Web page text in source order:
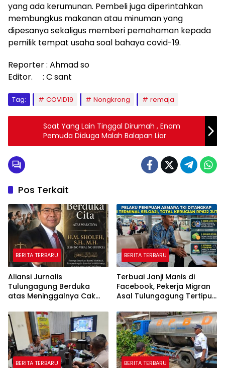
yang ada kerumunan. Pembeli juga diperintahkan
membungkus makanan atau minuman yang
dipesanya sekaligus memberi pemahaman kepada
pemilik tempat usaha soal bahaya covid-19.
Reporter : Ahmad so
Editor. : C sant
Tag: COVID19 Nongkrong remaja
Saat Yang Lain Tinggal Dirumah , Enam
Pemuda Diduga Malah Balapan Liar
Pos Terkait
BERITA TERBARU
Aliansi Jurnalis
Tulungagung Berduka
atas Meninggalnya Cak
“Beliau Pejuang Keadilan
yang Vokal”
BERITA TERBARU
Terbuai Janji Manis di
Facebook, Pekerja Migran
Asal Tulungagung Tertipu
BERITA TERBARU BERITA TERBARU